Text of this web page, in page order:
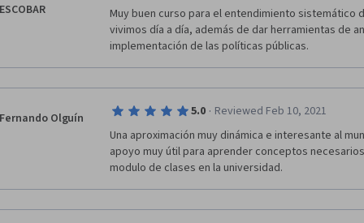
ESCOBAR
Muy buen curso para el entendimiento sistemático
vivimos día a día, además de dar herramientas de
implementación de las políticas públicas.
Fernando Olguín 5.0 · Reviewed Feb 10, 2021
Una aproximación muy dinámica e interesante al
apoyo muy útil para aprender conceptos
modulo de clases en la universidad.